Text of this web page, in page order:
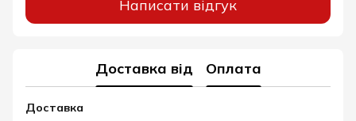
Написати відгук
Доставка від Оплата
Доставка